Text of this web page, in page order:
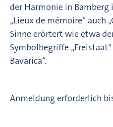
der Harmonie in Bamberg
„Lieux de mémoire“ auch
Sinne erörtert wie etwa
Symbolbegriffe
Bavarica“.
Anmeldung erforderlich